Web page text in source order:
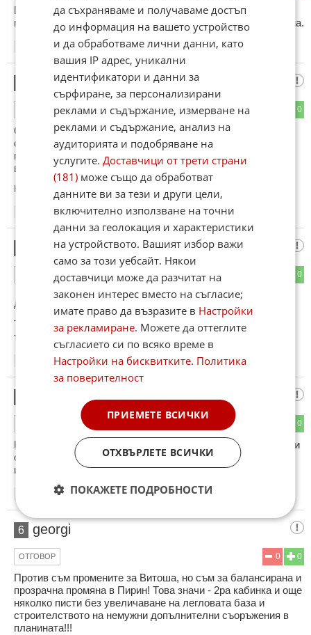
Гората е на българина, не на еколози корумпирани. Този
проект ще направи туризма още по превликателен в района.
19.02.2013
доволен
0
ОТГОВОР
Според мен решението е балансирано и е о.к. За
съжаление сега нашите т.нар. "зелени", които май са
платени червени, ще почнат веднага да оплюват всичко и
всички.
Коментиран от
19.02.2013
те са зелени
0
До коментар от "доволен":
Те могат само да плюят и рушат, виж да изграсят нещо, за
това не са обучени
19.02.2013
0
На всички е ясно, че "зелените" са платени, а тези, които ги
следват изобщо нямат и най-малка представа каква е
истината. Ски зоната е само 2% от Пирин.
19.02.2013
6 georgi
0
0
ОТГОВОР
Против съм промените за Витоша, но съм за балансирана и
прозрачна промяна в Пирин! Това значи - 2ра кабинка и още
няколко писти без увеличаване на легловата база и
строителството на немужни допълнителни съоръжения в
планината!!!
да съхраняваме и получаваме достъп
до информация на вашето устройство
и да обработваме лични данни, като
вашия IP адрес, уникални
идентификатори и данни за
сърфиране, за персонализирани
реклами и съдържание, измерване на
реклами и съдържание, анализ на
аудиторията и подобряване на
услугите.Доставчици от трети страни
(181) може също да обработват
данните ви за тези и други цели,
включително използване на точни
данни за геолокация и характеристики
на устройството. Вашият избор важи
само за този уебсайт. Някои
доставчици може да разчитат на
законен интерес вместо на съгласие;
имате право да възразите в Настройки
за рекламиране. Можете да оттеглите
съгласието си по всяко време в
Настройки на бисквитките. Политика
за поверителност
ПРИЕМЕТЕ ВСИЧКИ
ОТХВЪРЛЕТЕ ВСИЧКИ
ПОКАЖЕТЕ ПОДРОБНОСТИ